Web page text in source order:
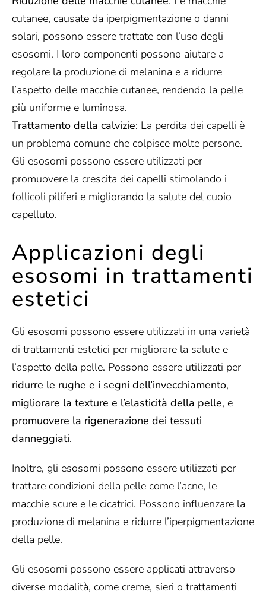
cutanee, causate da iperpigmentazione o danni
solari, possono essere trattate con l’uso degli
esosomi. I loro componenti possono aiutare a
regolare la produzione di melanina e a ridurre
l’aspetto delle macchie cutanee, rendendo la pelle
più uniforme e luminosa.
Trattamento della calvizie: La perdita dei capelli è
un problema comune che colpisce molte persone.
Gli esosomi possono essere utilizzati per
promuovere la crescita dei capelli stimolando i
follicoli piliferi e migliorando la salute del cuoio
capelluto.
Applicazioni degli
esosomi in trattamenti
estetici
Gli esosomi possono essere utilizzati in una varietà
di trattamenti estetici per migliorare la salute e
l’aspetto della pelle. Possono essere utilizzati per
ridurre le rughe e i segni dell’invecchiamento,
migliorare la texture e l’elasticità della pelle, e
promuovere la rigenerazione dei tessuti
danneggiati.
Inoltre, gli esosomi possono essere utilizzati per
trattare condizioni della pelle come l’acne, le
macchie scure e le cicatrici. Possono influenzare la
produzione di melanina e ridurre l’iperpigmentazione
della pelle.
Gli esosomi possono essere applicati attraverso
diverse modalità, come creme, sieri o trattamenti